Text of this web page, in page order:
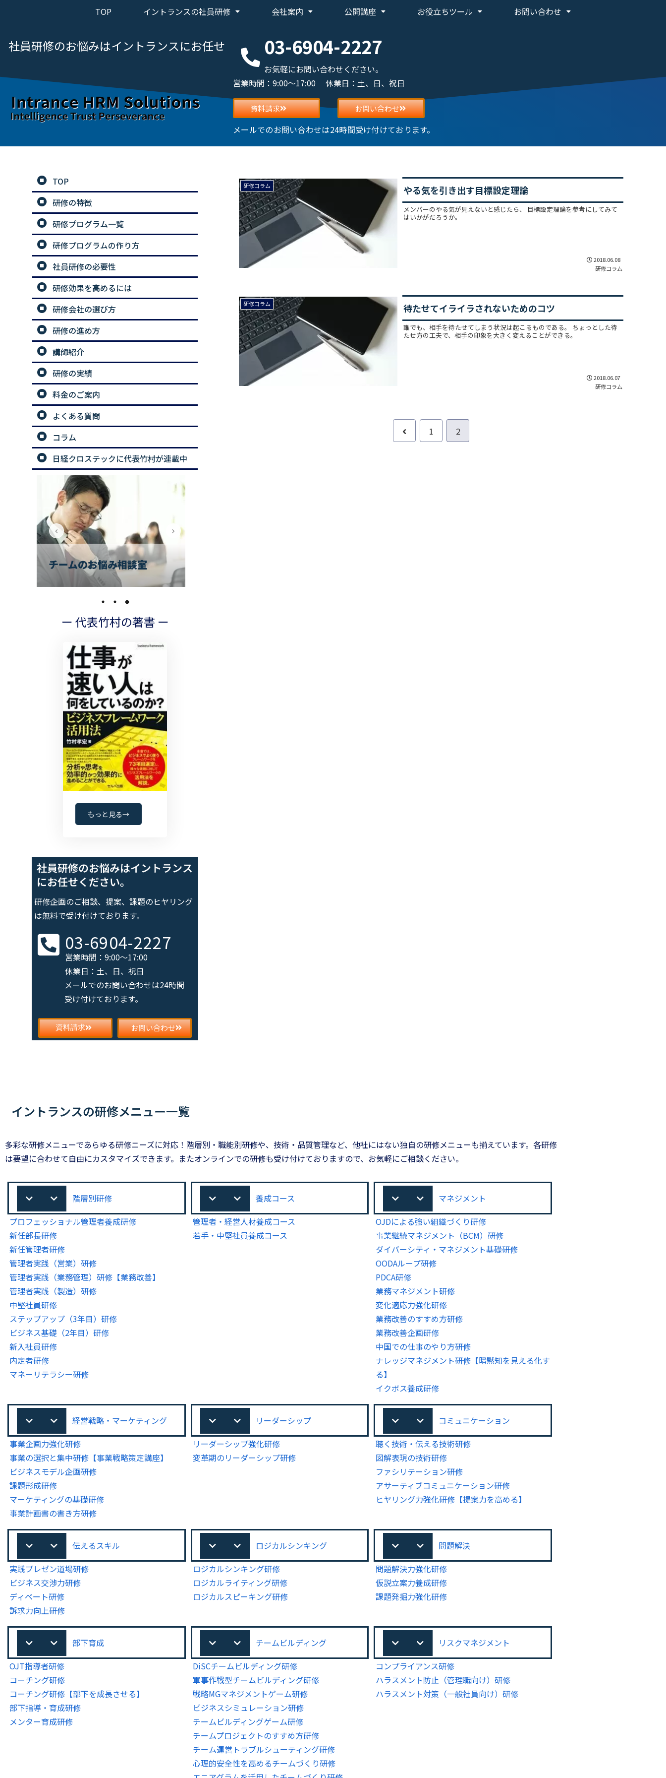
TOP イントランスの社員研修 会社案内 公開講座 お役立ちツール お問い合わせ
社員研修のお悩みはイントランスにお任せ 03-6904-2227
お気軽にお問い合わせください。
営業時間：9:00～17:00 休業日：土、日、祝日
資料請求 お問い合わせ
メールでのお問い合わせは24時間受け付けております。
研修コラム やる気を引き出す目標設定理論
メンバーのやる気が見えないと感じたら、 目標設定理論を参考にしてみて
はいかがだろうか。
2018.06.08
研修コラム
研修コラム 待たせてイライラされないためのコツ
誰でも、相手を待たせてしまう状況は起こるものである。 ちょっとした待
たせ方の工夫で、相手の印象を大きく変えることができる。
2018.06.07
研修コラム
1 2
TOP
研修の特徴
研修プログラム一覧
研修プログラムの作り方
社員研修の必要性
研修効果を高めるには
研修会社の選び方
研修の進め方
講師紹介
研修の実績
料金のご案内
よくある質問
コラム
日経クロステックに代表竹村が連載中
チームのお悩み相談室
ー 代表竹村の著書 ー
もっと見る→
社員研修のお悩みはイントランス
にお任せください。
研修企画のご相談、提案、課題のヒヤリング
は無料で受け付けております。
03-6904-2227
営業時間：9:00～17:00
休業日：土、日、祝日
メールでのお問い合わせは24時間
受け付けております。
資料請求 お問い合わせ
イントランスの研修メニュー一覧
多彩な研修メニューであらゆる研修ニーズに対応！階層別・職能別研修や、技術・品質管理など、他社にはない独自の研修メニューも揃えています。各研修
は要望に合わせて自由にカスタマイズできます。またオンラインでの研修も受け付けておりますので、お気軽にご相談ください。
階層別研修
プロフェッショナル管理者養成研修
新任部長研修
新任管理者研修
管理者実践（営業）研修
管理者実践（業務管理）研修【業務改善】
管理者実践（製造）研修
中堅社員研修
ステップアップ（3年目）研修
ビジネス基礎（2年目）研修
新入社員研修
内定者研修
マネーリテラシー研修
養成コース
管理者・経営人材養成コース
若手・中堅社員養成コース
マネジメント
OJDによる強い組織づくり研修
事業継続マネジメント（BCM）研修
ダイバーシティ・マネジメント基礎研修
OODAループ研修
PDCA研修
業務マネジメント研修
変化適応力強化研修
業務改善のすすめ方研修
業務改善企画研修
中国での仕事のやり方研修
ナレッジマネジメント研修【暗黙知を見える化す
る】
イクボス養成研修
経営戦略・マーケティング
事業企画力強化研修
事業の選択と集中研修【事業戦略策定講座】
ビジネスモデル企画研修
課題形成研修
マーケティングの基礎研修
事業計画書の書き方研修
リーダーシップ
リーダーシップ強化研修
変革期のリーダーシップ研修
コミュニケーション
聴く技術・伝える技術研修
図解表現の技術研修
ファシリテーション研修
アサーティブコミュニケーション研修
ヒヤリング力強化研修【提案力を高める】
伝えるスキル
実践プレゼン道場研修
ビジネス交渉力研修
ディベート研修
訴求力向上研修
ロジカルシンキング
ロジカルシンキング研修
ロジカルライティング研修
ロジカルスピーキング研修
問題解決
問題解決力強化研修
仮説立案力養成研修
課題発掘力強化研修
部下育成
OJT指導者研修
コーチング研修
コーチング研修【部下を成長させる】
部下指導・育成研修
メンター育成研修
チームビルディング
DiSCチームビルディング研修
軍事作戦型チームビルディング研修
戦略MGマネジメントゲーム研修
ビジネスシミュレーション研修
チームビルディングゲーム研修
チームプロジェクトのすすめ方研修
チーム運営トラブルシューティング研修
心理的安全性を高めるチームづくり研修
リスクマネジメント
コンプライアンス研修
ハラスメント防止（管理職向け）研修
ハラスメント対策（一般社員向け）研修